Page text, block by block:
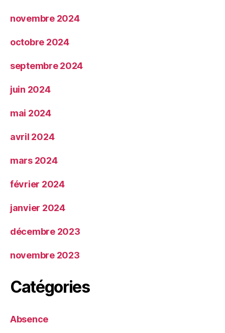
novembre 2024
octobre 2024
septembre 2024
juin 2024
mai 2024
avril 2024
mars 2024
février 2024
janvier 2024
décembre 2023
novembre 2023
Catégories
Absence